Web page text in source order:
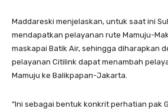
Maddareski menjelaskan, untuk saat ini
mendapatkan pelayanan rute Mamuju-
maskapai Batik Air, sehingga diharapkan
pelayanan Citilink dapat menambah
Mamuju ke Balikpapan-Jakarta.
“Ini sebagai bentuk konkrit perhatian pak